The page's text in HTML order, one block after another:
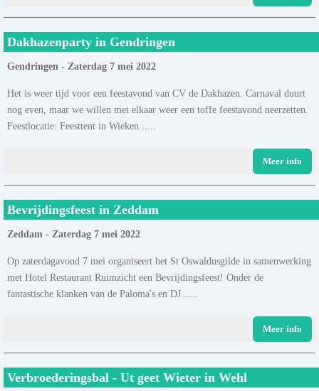
Dakhazenparty in Gendringen
Gendringen - Zaterdag 7 mei 2022
Het is weer tijd voor een feestavond van CV de Dakhazen. Carnaval duurt
nog even, maar we willen met elkaar weer een toffe feestavond neerzetten.
Feestlocatie: Feesttent in Wieken......
Meer info
Bevrijdingsfeest in Zeddam
Zeddam - Zaterdag 7 mei 2022
Op zaterdagavond 7 mei organiseert het St Oswaldusgilde in samenwerking
met Hotel Restaurant Ruimzicht een Bevrijdingsfeest! Onder de
fantastische klanken van de Paloma's en DJ......
Meer info
Verbroederingsbal - Ut geet Wieter in Wehl